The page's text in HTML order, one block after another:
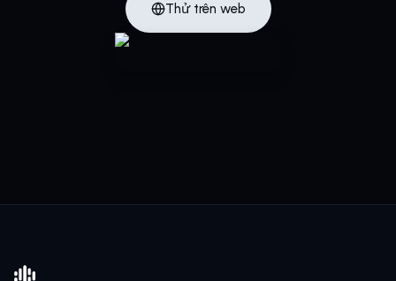
Thử trên web